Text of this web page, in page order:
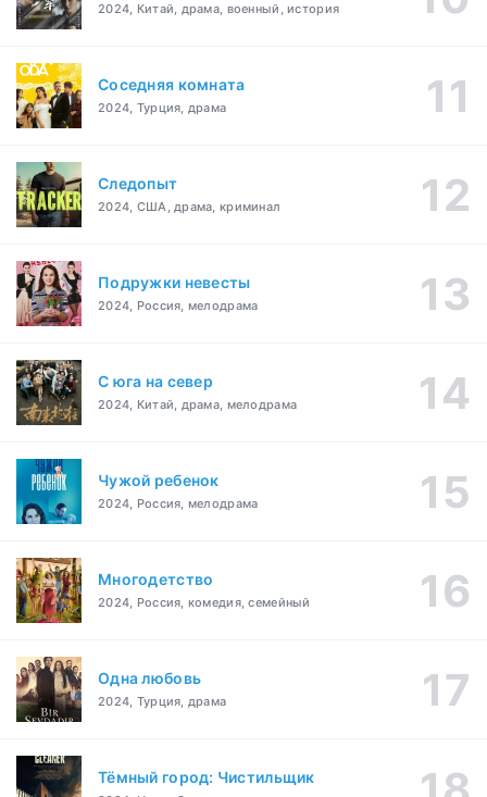
2024, Китай, драма, военный, история
Соседняя комната
2024, Турция, драма
Следопыт
2024, США, драма, криминал
Подружки невесты
2024, Россия, мелодрама
С юга на север
2024, Китай, драма, мелодрама
Чужой ребенок
2024, Россия, мелодрама
Многодетство
2024, Россия, комедия, семейный
Одна любовь
2024, Турция, драма
Тёмный город: Чистильщик